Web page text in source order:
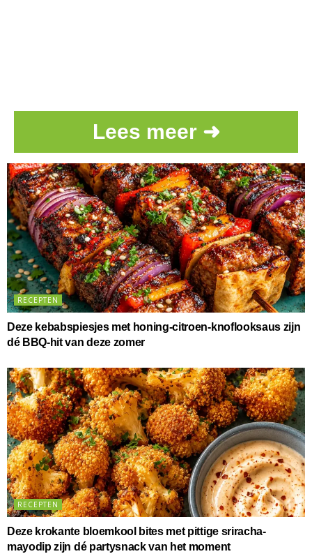
Lees meer ➜
RECEPTEN
Deze kebabspiesjes met honing-citroen-knoflooksaus zijn
dé BBQ-hit van deze zomer
RECEPTEN
Deze krokante bloemkool bites met pittige sriracha-
mayodip zijn dé partysnack van het moment